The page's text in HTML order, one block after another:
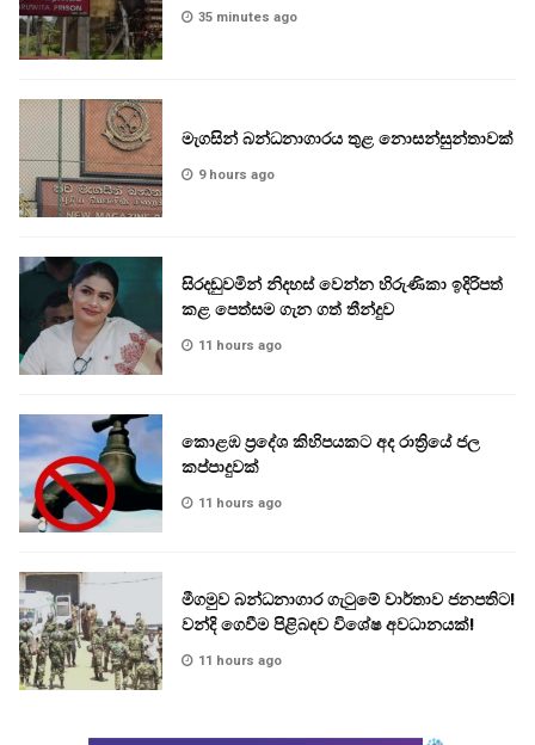
35 minutes ago
මැගසින් බන්ධනාගාරය තුළ නොසන්සුන්තාවක්
9 hours ago
සිරදඬුවමින් නිදහස් වෙන්න හිරුණිකා ඉදිරිපත්
කළ පෙත්සම ගැන ගත් තීන්දුව
11 hours ago
කොළඹ ප්‍රදේශ කිහිපයකට අද රාත්‍රියේ ජල
කප්පාදුවක්
11 hours ago
මීගමුව බන්ධනාගාර ගැටුමේ වාර්තාව ජනපතිට!
වන්දි ගෙවීම පිළිබඳව විශේෂ අවධානයක්!
11 hours ago